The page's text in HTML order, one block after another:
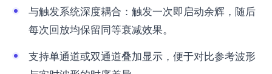
与触发系统深度耦合：触发一次即启动余辉，随后
每次回放均保留同等衰减效果。
支持单通道或双通道叠加显示，便于对比参考波形